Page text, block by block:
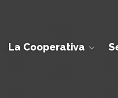
La Cooperativa